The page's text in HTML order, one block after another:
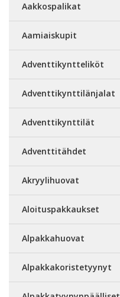
Aakkospalikat
Aamiaiskupit
Adventtikyntteliköt
Adventtikynttilänjalat
Adventtikynttilät
Adventtitähdet
Akryylihuovat
Aloituspakkaukset
Alpakkahuovat
Alpakkakoristetyynyt